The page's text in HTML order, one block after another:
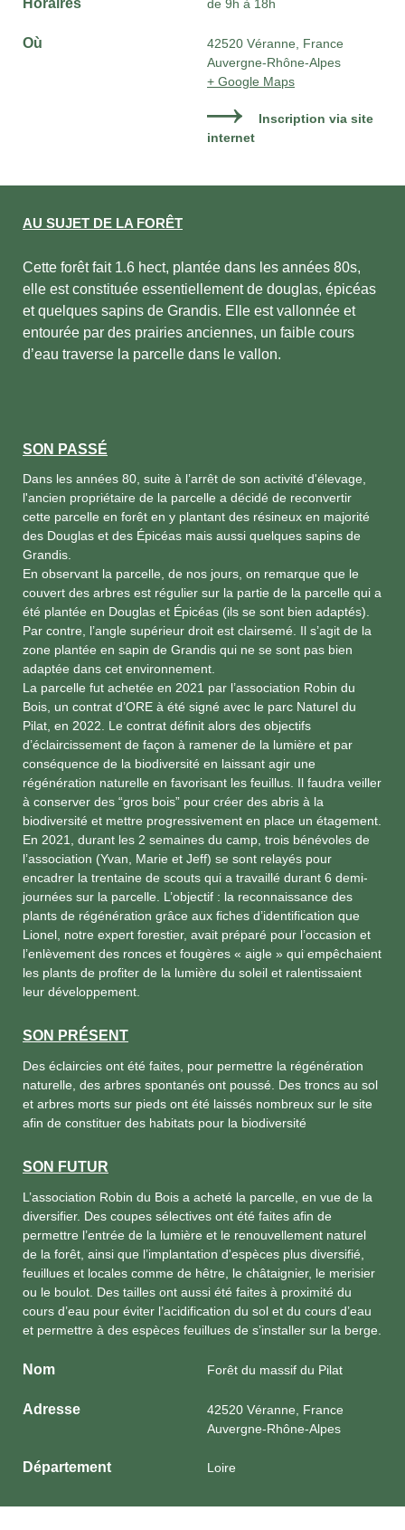
de 9h à 18h
Où
42520 Véranne, France
Auvergne-Rhône-Alpes
+ Google Maps
Inscription via site
internet
AU SUJET DE LA FORÊT
Cette forêt fait 1.6 hect, plantée dans les années 80s,
elle est constituée essentiellement de douglas, épicéas
et quelques sapins de Grandis. Elle est vallonnée et
entourée par des prairies anciennes, un faible cours
d’eau traverse la parcelle dans le vallon.
SON PASSÉ
Dans les années 80, suite à l’arrêt de son activité d'élevage,
l'ancien propriétaire de la parcelle a décidé de reconvertir
cette parcelle en forêt en y plantant des résineux en majorité
des Douglas et des Épicéas mais aussi quelques sapins de
Grandis.
En observant la parcelle, de nos jours, on remarque que le
couvert des arbres est régulier sur la partie de la parcelle qui a
été plantée en Douglas et Épicéas (ils se sont bien adaptés).
Par contre, l’angle supérieur droit est clairsemé. Il s’agit de la
zone plantée en sapin de Grandis qui ne se sont pas bien
adaptée dans cet environnement.
La parcelle fut achetée en 2021 par l’association Robin du
Bois, un contrat d’ORE à été signé avec le parc Naturel du
Pilat, en 2022. Le contrat définit alors des objectifs
d’éclaircissement de façon à ramener de la lumière et par
conséquence de la biodiversité en laissant agir une
régénération naturelle en favorisant les feuillus. Il faudra veiller
à conserver des “gros bois” pour créer des abris à la
biodiversité et mettre progressivement en place un étagement.
En 2021, durant les 2 semaines du camp, trois bénévoles de
l’association (Yvan, Marie et Jeff) se sont relayés pour
encadrer la trentaine de scouts qui a travaillé durant 6 demi-
journées sur la parcelle. L’objectif : la reconnaissance des
plants de régénération grâce aux fiches d’identification que
Lionel, notre expert forestier, avait préparé pour l’occasion et
l’enlèvement des ronces et fougères « aigle » qui empêchaient
les plants de profiter de la lumière du soleil et ralentissaient
leur développement.
SON PRÉSENT
Des éclaircies ont été faites, pour permettre la régénération
naturelle, des arbres spontanés ont poussé. Des troncs au sol
et arbres morts sur pieds ont été laissés nombreux sur le site
afin de constituer des habitats pour la biodiversité
SON FUTUR
L’association Robin du Bois a acheté la parcelle, en vue de la
diversifier. Des coupes sélectives ont été faites afin de
permettre l’entrée de la lumière et le renouvellement naturel
de la forêt, ainsi que l’implantation d'espèces plus diversifié,
feuillues et locales comme de hêtre, le châtaignier, le merisier
ou le boulot. Des tailles ont aussi été faites à proximité du
cours d’eau pour éviter l’acidification du sol et du cours d’eau
et permettre à des espèces feuillues de s’installer sur la berge.
Nom Forêt du massif du Pilat
Adresse
42520 Véranne, France
Auvergne-Rhône-Alpes
Département Loire